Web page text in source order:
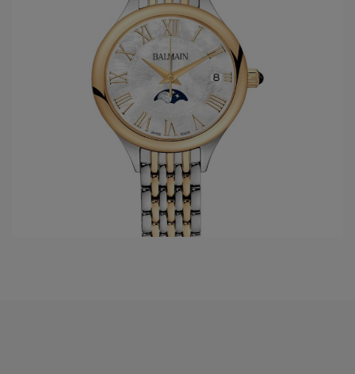
groot liefhebben van kunst en cultuur werd Pierre Balmain
continu geïnspireerd door de oudste en meest extravagante
kunststijlen in de wereld. Met name de Arabische en
Mandarijnse kunst, waarin allebei grote, stijlvolle en
realistische afbeeldingen van bloemen en planten
voorkwamen. Het arabesk motief was de kern van inspiratie
voor het creatieve genie die Balmain was.
Als rode draad door al zijn collecties komen we dit motief
tegen in kant, stiksels en borduurwerk op jassen en jurken.
in 1987 de taak kreeg om
te gaan ontwerpen en maken was er geen twijfel